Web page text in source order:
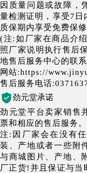
因质量问题或故障，
量检测证明，享受7日
质保期内享受免费保
(注:如厂家在商品介
照厂家说明执行售后
地售后服务中心的联
网站:https://
售后服务电话
劲元堂承诺
劲元堂平台卖家销售
票和相应的售后服务
注:因厂家会在没有
装、产地或者一些附
与商城图片、产地、
厂正货!并且保证与当